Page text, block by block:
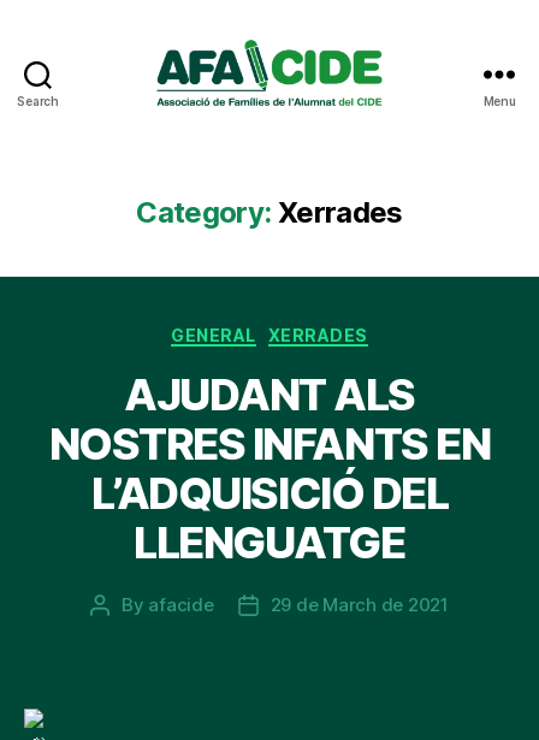
Search Menu
Category: Xerrades
Categories
GENERAL XERRADES
AJUDANT ALS
NOSTRES INFANTS EN
L’ADQUISICIÓ DEL
LLENGUATGE
Post
By afacide
Post29 de March de 2021